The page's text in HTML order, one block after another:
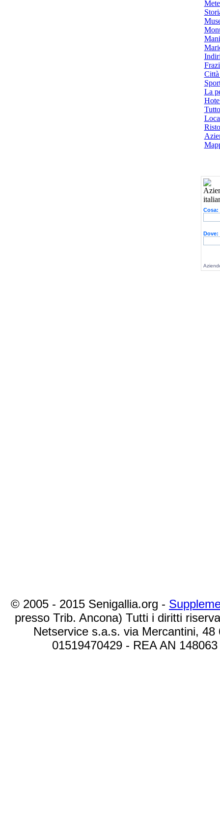
Città
La
Cosa:
Dove:
© 2005 - 2015 Senigallia.org -
presso Trib. Ancona) Tutti i diritti
Netservice s.a.s. via Mercantini,
01519470429 - REA AN